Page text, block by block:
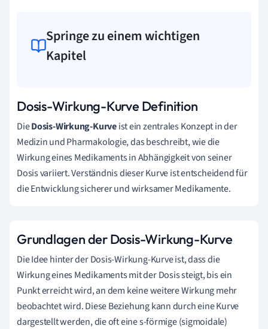
Springe zu einem wichtigen
Kapitel
Dosis-Wirkung-Kurve Definition
DieDosis-Wirkung-Kurveist ein zentrales Konzept in der
Medizin und Pharmakologie, das beschreibt, wie die
Wirkung eines Medikaments in Abhängigkeit von seiner
Dosis variiert. Verständnis dieser Kurve ist entscheidend für
die Entwicklung sicherer und wirksamer Medikamente.
Grundlagen der Dosis-Wirkung-Kurve
Die Idee hinter der Dosis-Wirkung-Kurve ist, dass die
Wirkung eines Medikaments mit der Dosis steigt, bis ein
Punkt erreicht wird, an dem keine weitere Wirkung mehr
beobachtet wird. Diese Beziehung kann durch eine Kurve
dargestellt werden, die oft eine s-förmige (sigmoidale)